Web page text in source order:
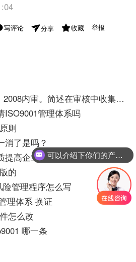
写评论 分享 收藏 举报
急求！！！ISO9001：2008内审。简述在审核中收集信息的方法
ISO9001管理体系吗
则
消了是吗？
提高企业竞争力
的
险管理程序怎么写
理体系 换证
怎么改
哪一条
可以介绍下你们的产品么？